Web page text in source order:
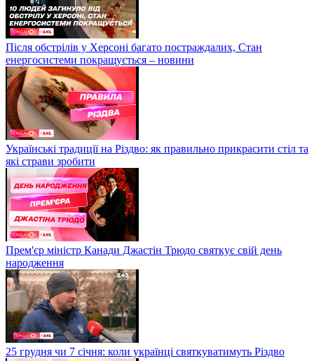
Після обстрілів у Херсоні багато постраждалих, Стан
енергосистеми покращується – новини
Українські традиції на Різдво: як правильно прикрасити стіл та
які страви зробити
Прем'єр міністр Канади Джастін Трюдо святкує свій день
народження
25 грудня чи 7 січня: коли українці святкуватимуть Різдво